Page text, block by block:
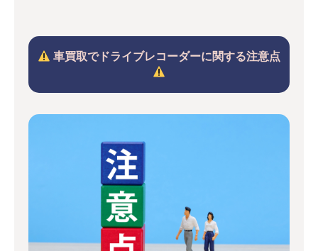
車買取でドライブレコーダーに関する注意点